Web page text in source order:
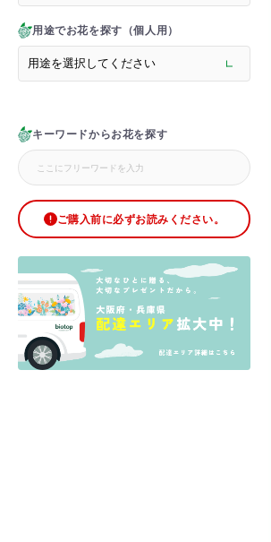
用途でお花を探す（個人用）
キーワードからお花を探す
ご購入前に必ずお読みください。